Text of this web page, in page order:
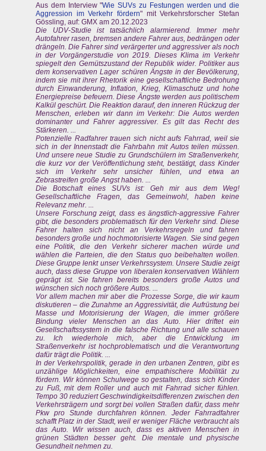
Aus dem Interview "Wie SUVs zu Festungen werden und die
Aggression im Verkehr fördern" mit Verkehrsforscher Stefan
Gössling, auf: GMX am 20.12.2023
Die UDV-Studie ist tatsächlich alarmierend. Immer mehr
Autofahrer rasen, bremsen andere Fahrer aus, bedrängen oder
drängeln. Die Fahrer sind verärgerter und aggressiver als noch
in der Vorgängerstudie von 2019. Dieses Klima im Verkehr
spiegelt den Gemütszustand der Republik wider. Politiker aus
dem konservativen Lager schüren Ängste in der Bevölkerung,
indem sie mit ihrer Rhetorik eine gesellschaftliche Bedrohung
durch Einwanderung, Inflation, Krieg, Klimaschutz und hohe
Energiepreise befeuern. Diese Ängste werden aus politischem
Kalkül geschürt. Die Reaktion darauf, den inneren Rückzug der
Menschen, erleben wir dann im Verkehr: Die Autos werden
dominanter und Fahrer aggressiver. Es gilt das Recht des
Stärkeren. ...
Potenzielle Radfahrer trauen sich nicht aufs Fahrrad, weil sie
sich in der Innenstadt die Fahrbahn mit Autos teilen müssen.
Und unsere neue Studie zu Grundschülern im Straßenverkehr,
die kurz vor der Veröffentlichung steht, bestätigt, dass Kinder
sich im Verkehr sehr unsicher fühlen, und etwa an
Zebrastreifen große Angst haben. ...
Die Botschaft eines SUVs ist: Geh mir aus dem Weg!
Gesellschaftliche Fragen, das Gemeinwohl, haben keine
Relevanz mehr. ...
Unsere Forschung zeigt, dass es ängstlich-aggressive Fahrer
gibt, die besonders problematisch für den Verkehr sind. Diese
Fahrer halten sich nicht an Verkehrsregeln und fahren
besonders große und hochmotorisierte Wagen. Sie sind gegen
eine Politik, die den Verkehr sicherer machen würde und
wählen die Parteien, die den Status quo beibehalten wollen.
Diese Gruppe lenkt unser Verkehrssystem. Unsere Studie zeigt
auch, dass diese Gruppe von liberalen konservativen Wählern
geprägt ist. Sie fahren bereits besonders große Autos und
wünschen sich noch größere Autos. ...
Vor allem machen mir aber die Prozesse Sorge, die wir kaum
diskutieren – die Zunahme an Aggressivität, die Aufrüstung bei
Masse und Motorisierung der Wagen, die immer größere
Bindung vieler Menschen an das Auto. Hier driftet ein
Gesellschaftssystem in die falsche Richtung und alle schauen
zu. Ich wiederhole mich, aber die Entwicklung im
Straßenverkehr ist hochproblematisch und die Verantwortung
dafür trägt die Politik. ...
In der Verkehrspolitik, gerade in den urbanen Zentren, gibt es
unzählige Möglichkeiten, eine empathischere Mobilität zu
fördern. Wir können Schulwege so gestalten, dass sich Kinder
zu Fuß, mit dem Roller und auch mit Fahrrad sicher fühlen.
Tempo 30 reduziert Geschwindigkeitsdifferenzen zwischen den
Verkehrsträgern und sorgt bei vollen Straßen dafür, dass mehr
Pkw pro Stunde durchfahren können. Jeder Fahrradfahrer
schafft Platz in der Stadt, weil er weniger Fläche verbraucht als
das Auto. Wir wissen auch, dass es aktiven Menschen in
grünen Städten besser geht. Die mentale und physische
Gesundheit nehmen zu.